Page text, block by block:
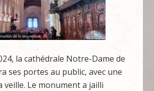
la cathédrale Notre-Dame de
ses portes au public, avec une
veille. Le monument a jailli